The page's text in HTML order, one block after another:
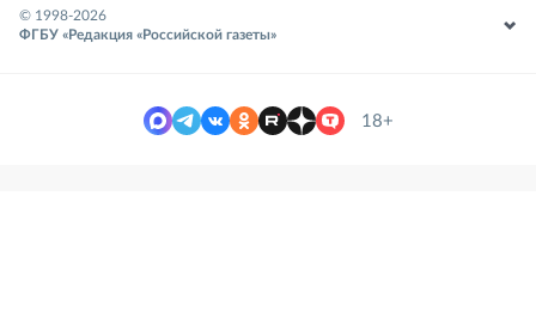
© 1998-2026
ФГБУ «Редакция «Российской газеты»
18+